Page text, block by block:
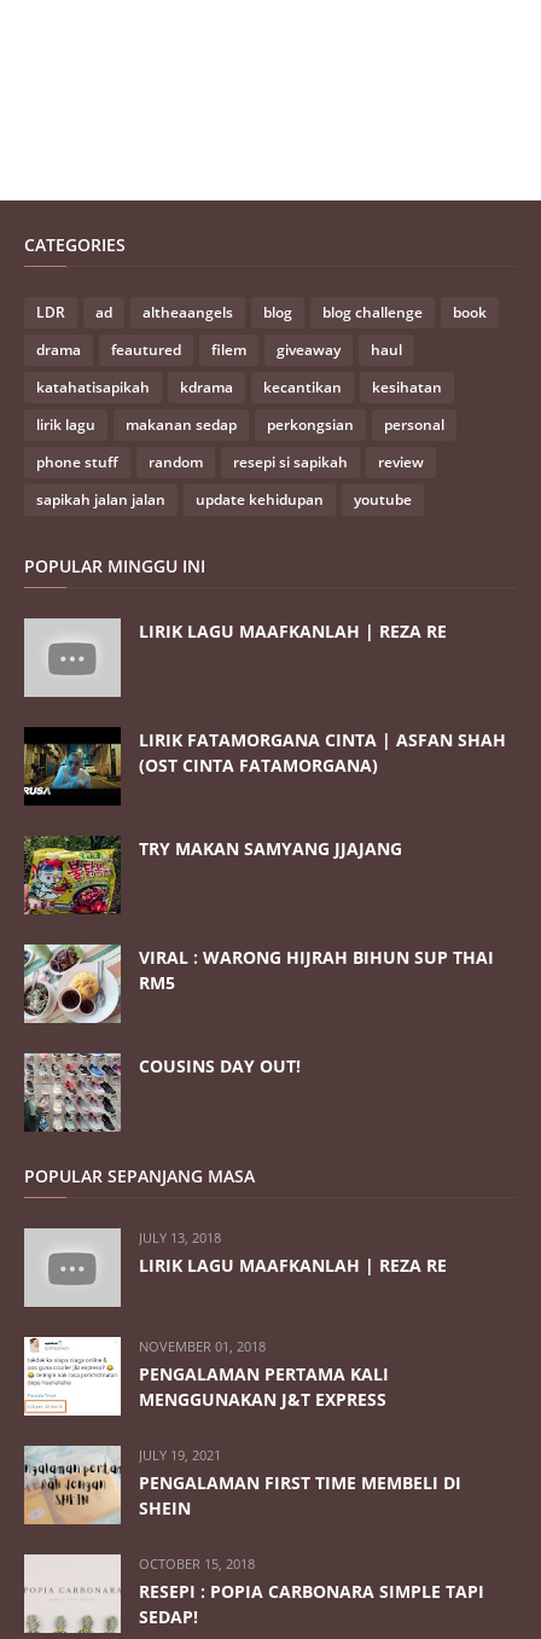
CATEGORIES
LDR ad altheaangels blog blog challenge
book
drama
feautured filem giveaway
haul
katahatisapikah
kdrama kecantikan
kesihatan
lirik lagu
makanan sedap perkongsian
personal
phone stuff
random resepi si sapikah
review
sapikah jalan jalan
update kehidupan youtube
POPULAR MINGGU INI
LIRIK LAGU MAAFKANLAH | REZA RE
LIRIK FATAMORGANA CINTA | ASFAN SHAH
(OST CINTA FATAMORGANA)
TRY MAKAN SAMYANG JJAJANG
VIRAL : WARONG HIJRAH BIHUN SUP THAI
RM5
COUSINS DAY OUT!
POPULAR SEPANJANG MASA
JULY 13, 2018
LIRIK LAGU MAAFKANLAH | REZA RE
NOVEMBER 01, 2018
PENGALAMAN PERTAMA KALI
MENGGUNAKAN J&T EXPRESS
JULY 19, 2021
PENGALAMAN FIRST TIME MEMBELI DI
SHEIN
OCTOBER 15, 2018
RESEPI : POPIA CARBONARA SIMPLE TAPI
SEDAP!